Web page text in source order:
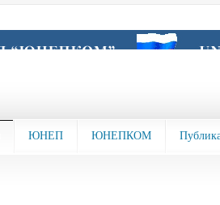
ЮНЕП ЮНЕПКОМ